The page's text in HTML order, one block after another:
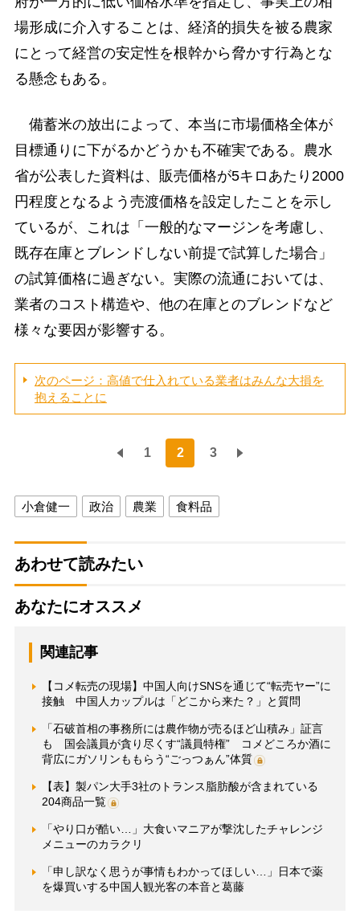
場形成に介入することは、経済的損失を被る農家
にとって経営の安定性を根幹から脅かす行為とな
る懸念もある。
備蓄米の放出によって、本当に市場価格全体が
目標通りに下がるかどうかも不確実である。農水
省が公表した資料は、販売価格が5キロあたり2000
円程度となるよう売渡価格を設定したことを示し
ているが、これは「一般的なマージンを考慮し、
既存在庫とブレンドしない前提で試算した場合」
の試算価格に過ぎない。実際の流通においては、
業者のコスト構造や、他の在庫とのブレンドなど
様々な要因が影響する。
次のページ：高値で仕入れている業者はみんな大損を
抱えることに
1 2 3
小倉健一 政治 農業 食料品
あわせて読みたい
あなたにオススメ
関連記事
【コメ転売の現場】中国人向けSNSを通じて“転売ヤー”に
接触 中国人カップルは「どこから来た？」と質問
「石破首相の事務所には農作物が売るほど山積み」証言
も 国会議員が貪り尽くす“議員特権” コメどころか酒に
背広にガソリンももらう“ごっつぁん”体質
【表】製パン大手3社のトランス脂肪酸が含まれている
204商品一覧
「やり口が酷い…」大食いマニアが撃沈したチャレンジ
メニューのカラクリ
「申し訳なく思うが事情もわかってほしい…」日本で薬
を爆買いする中国人観光客の本音と葛藤